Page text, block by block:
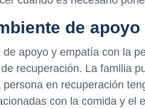
de apoyo
de apoyo y empatía con la
recuperación. La familia
en recuperación
con la comida y el